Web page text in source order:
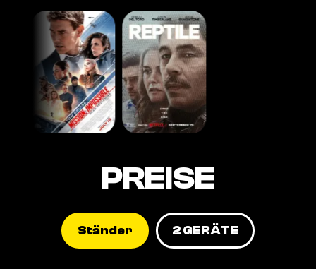
PREISE
Ständer 2 GERÄTE